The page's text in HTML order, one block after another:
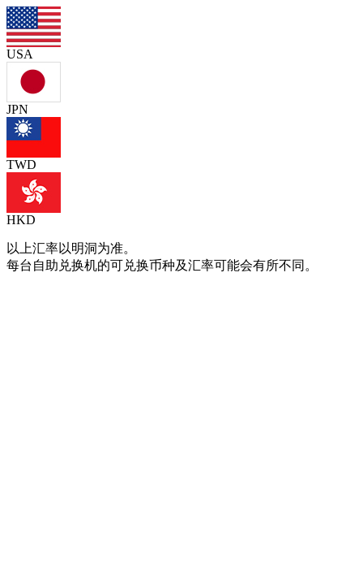
USA
JPN
TWD
HKD
以上汇率以明洞为准。
每台自助兑换机的可兑换币种及汇率可能会有所不同。